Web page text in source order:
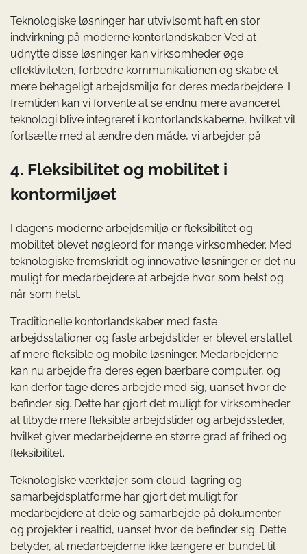
Teknologiske løsninger har utvivlsomt haft en stor
indvirkning på moderne kontorlandskaber. Ved at
udnytte disse løsninger kan virksomheder øge
effektiviteten, forbedre kommunikationen og skabe et
mere behageligt arbejdsmiljø for deres medarbejdere. I
fremtiden kan vi forvente at se endnu mere avanceret
teknologi blive integreret i kontorlandskaberne, hvilket vil
fortsætte med at ændre den måde, vi arbejder på.
4. Fleksibilitet og mobilitet i
kontormiljøet
I dagens moderne arbejdsmiljø er fleksibilitet og
mobilitet blevet nøgleord for mange virksomheder. Med
teknologiske fremskridt og innovative løsninger er det nu
muligt for medarbejdere at arbejde hvor som helst og
når som helst.
Traditionelle kontorlandskaber med faste
arbejdsstationer og faste arbejdstider er blevet erstattet
af mere fleksible og mobile løsninger. Medarbejderne
kan nu arbejde fra deres egen bærbare computer, og
kan derfor tage deres arbejde med sig, uanset hvor de
befinder sig. Dette har gjort det muligt for virksomheder
at tilbyde mere fleksible arbejdstider og arbejdssteder,
hvilket giver medarbejderne en større grad af frihed og
fleksibilitet.
Teknologiske værktøjer som cloud-lagring og
samarbejdsplatforme har gjort det muligt for
medarbejdere at dele og samarbejde på dokumenter
og projekter i realtid, uanset hvor de befinder sig. Dette
betyder, at medarbejderne ikke længere er bundet til